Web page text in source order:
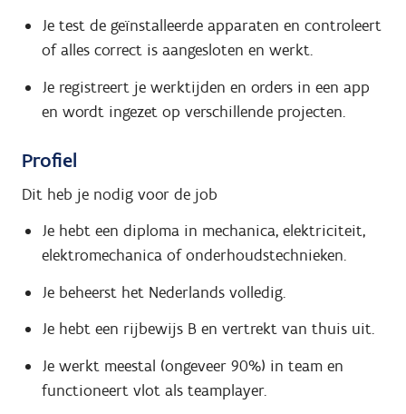
Je test de geïnstalleerde apparaten en controleert
of alles correct is aangesloten en werkt.
Je registreert je werktijden en orders in een app
en wordt ingezet op verschillende projecten.
Profiel
Dit heb je nodig voor de job
Je hebt een diploma in mechanica, elektriciteit,
elektromechanica of onderhoudstechnieken.
Je beheerst het Nederlands volledig.
Je hebt een rijbewijs B en vertrekt van thuis uit.
Je werkt meestal (ongeveer 90%) in team en
functioneert vlot als teamplayer.